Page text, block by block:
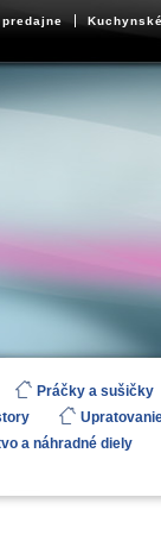
Práčky a sušičky
a náhradné diely